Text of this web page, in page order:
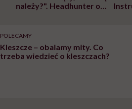
należy?". Headhunter o
pracy
POLECAMY
Kleszcze – obalamy mity. Co
trzeba wiedzieć o kleszczach?